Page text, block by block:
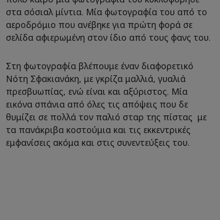
στα σόσιαλ μίντια. Μία φωτογραφία του από το
αεροδρόμιο που ανέβηκε για πρώτη φορά σε
σελίδα αφιερωμένη στον ίδιο από τους φανς του.
Στη φωτογραφία βλέπουμε έναν διαφορετικό
Νότη Σφακιανάκη, με γκρίζα μαλλιά, γυαλιά
πρεσβυωπίας, ενώ είναι και αξύριστος. Μία
εικόνα σπάνια από όλες τις απόψεις που δε
θυμίζει σε πολλά τον παλιό σταρ της πίστας με
τα πανάκριβα κοστούμια και τις εκκεντρικές
εμφανίσεις ακόμα και στις συνεντεύξεις του.